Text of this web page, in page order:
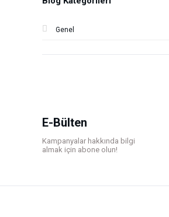
Genel
E-Bülten
Kampanyalar hakkında bilgi
almak için abone olun!